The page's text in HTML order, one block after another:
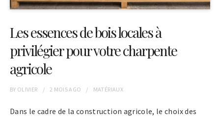
Les essences de bois locales à
privilégier pour votre charpente
agricole
BY OLIVIER 2 MOISAGO MATÉRIAUX
Dans le cadre de la construction agricole, le choix des